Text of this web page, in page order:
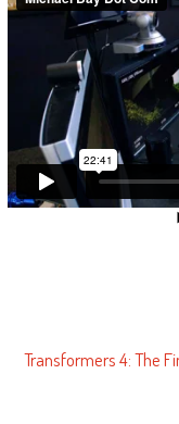
Transformers 4: The